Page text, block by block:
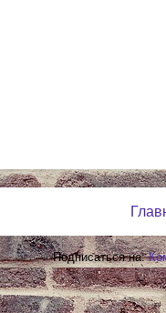
Подписаться на: